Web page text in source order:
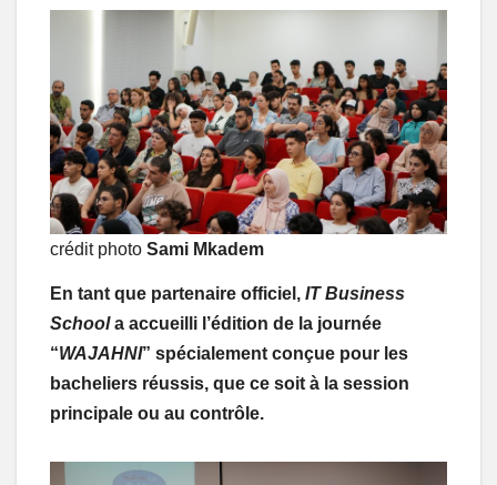
crédit photo Sami Mkadem
En tant que partenaire officiel, IT Business
Schoola accueilli l’édition de la journée
“WAJAHNI” spécialement conçue pour les
bacheliers réussis, que ce soit à la session
principale ou au contrôle.